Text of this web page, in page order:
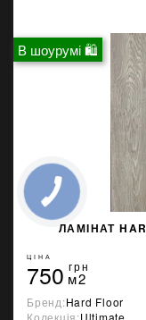
В шоурумі 🛍
ЛАМІНАТ
ЦІНА
750 грн
м2
Бренд:Hard Floor
Колекція:Ultimate